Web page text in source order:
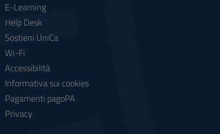
E-Learning
Help Desk
Sostieni UniCa
Wi-Fi
Accessibilità
Informativa sui cookies
Pagamenti pagoPA
Privacy